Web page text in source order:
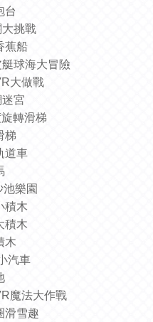
台
大挑戰
蕉船
球海大冒險
大做戰
宮
旋轉滑梯
梯
道車
池樂園
積木
積木
木
汽車
魔法大作戰
滑雪趣